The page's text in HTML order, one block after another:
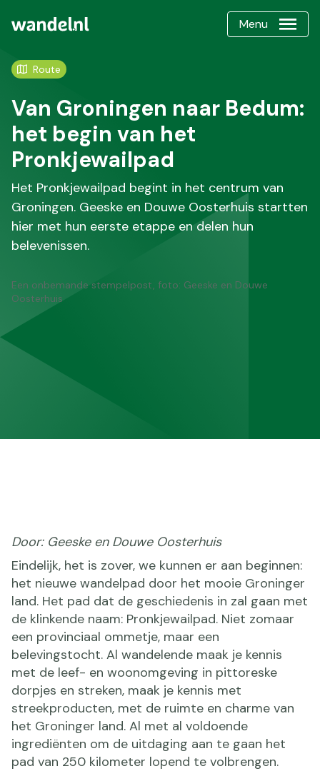
Menu
Route
Van Groningen naar Bedum:
het begin van het
Pronkjewailpad
Het Pronkjewailpad begint in het centrum van
Groningen. Geeske en Douwe Oosterhuis startten
hier met hun eerste etappe en delen hun
belevenissen.
Een onbemande stempelpost, foto: Geeske en Douwe
Oosterhuis
Door: Geeske en Douwe Oosterhuis
Eindelijk, het is zover, we kunnen er aan beginnen:
het nieuwe wandelpad door het mooie Groninger
land. Het pad dat de geschiedenis in zal gaan met
de klinkende naam: Pronkjewailpad. Niet zomaar
een provinciaal ommetje, maar een
belevingstocht. Al wandelende maak je kennis
met de leef- en woonomgeving in pittoreske
dorpjes en streken, maak je kennis met
streekproducten, met de ruimte en charme van
het Groninger land. Al met al voldoende
ingrediënten om de uitdaging aan te gaan het
pad van 250 kilometer lopend te volbrengen.